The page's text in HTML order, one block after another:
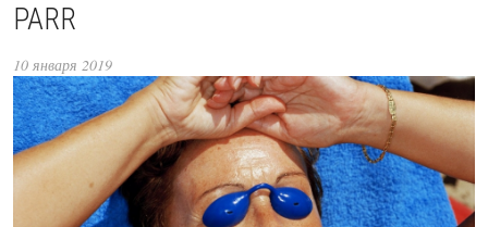
PARR
10 января 2019